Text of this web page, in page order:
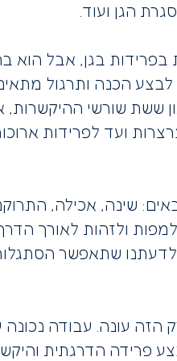
הגן ועוד.
בגן, אבל הוא
לבצע הכנה ותרגול
שורשי ההיקשרות,
ועד לפרידות
שינה, אכילה,
ולזהות לאורך
שתאפשר
הזה עונה. עבודה
פרידה הדרגתית